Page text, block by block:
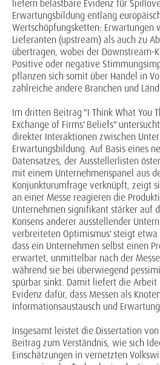
liefern belastbare Evidenz für
Erwartungsbildung entlang
Wertschöpfungsketten: Erwartungen
Lieferanten (upstream) als auch zu
übertragen, wobei der Downstream-
Positive oder negative
pflanzen sich somit über Handel in
zahlreiche andere Branchen und
Im dritten Beitrag "I Think What You
Exchange of Firms' Beliefs"
direkter Interaktionen zwischen
Erwartungsbildung. Auf Basis eines
Datensatzes, der Ausstellerlisten
mit einem Unternehmenspanel aus
Konjunkturumfrage verknüpft, zeigt
an einer Messe reagieren die
Unternehmen signifikant stärker auf
Konsens anderer ausstellender
verbreiteten Optimismus' steigt
dass ein Unternehmen selbst einen
erwartet, unmittelbar nach der
während sie bei überwiegend
spürbar sinkt. Damit liefert die
Evidenz dafür, dass Messen als
Informationsaustausch und
Insgesamt leistet die Dissertation
Beitrag zum Verständnis, wie sich
Einschätzungen in vernetzten